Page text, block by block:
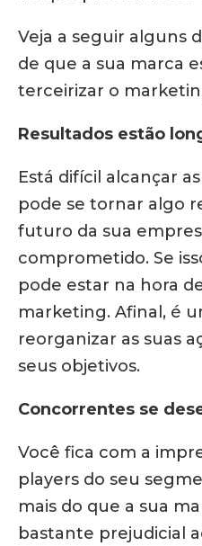
Veja a seguir alguns
de que a sua marca
terceirizar o
Resultados estão
Está difícil alcançar
pode se tornar algo
futuro da sua
comprometido. Se
pode estar na hora
marketing. Afinal, é
reorganizar as suas
seus objetivos.
Concorrentes se
Você fica com a
players do seu
mais do que a sua
bastante prejudicial